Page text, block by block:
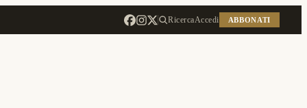
RicercaAccedi ABBONATI